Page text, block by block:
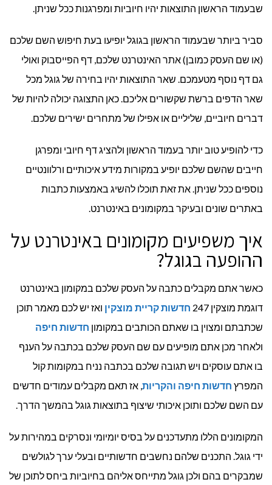
שבעמוד הראשון התוצאות יהיו חיוביות ומפרגנות ככל שניתן.
סביר ביותר שבעמוד הראשון בגוגל יופיעו בעת חיפוש השם שלכם
(או שם העסק כמובן) אתר האינטרנט שלכם, דף הפייסבוק ואולי
גם דף נוסף מטעמכם. שאר התוצאות יהיו בחירה של גוגל מכל
שאר הדפים ברשת שקשורים אליכם. כאן התצוגה יכולה להיות של
דברים חיוביים, שליליים או אפילו של מתחרים ישירים שלכם.
כדי להופיע טוב יותר בעמוד הראשון ולהציג דף חיובי ומפרגן
חייבים שהשם שלכם יופיע במקורות מידע איכותיים ורלוונטיים
נוספים ככל שניתן. את זאת תוכלו להשיג באמצעות כתבות
באתרים שונים ובעיקר במקומונים באינטרנט.
איך משפיעים מקומונים באינטרנט על
ההופעה בגוגל?
כאשר אתם מקבלים כתבה על העסק שלכם במקומון באינטרנט
דוגמת מוצקין 247
חדשות קריית מוצקין ואז יש לכם מאמר תוכן
שכתבתם ומצוין בו שאתם הכותבים במקומון חדשות חיפה
ולאחר מכן אתם מופיעים עם שם העסק שלכם בכתבה על הענף
בו אתם עוסקים ויש תגובה שלכם בכתבה נניח במקומות קול
המפרץ חדשות חיפה והקריות, אז תאם מקבלים עמודים חדשים
עם השם שלכם ותוכן איכותי שיצוף בתוצאות גוגל בהמשך הדרך.
המקומונים הללו מתעדכנים על בסיס יומיומי ונסרקים במהירות על
ידי גוגל. התכנים שלהם נחשבים חדשותיים ובעלי ערך לגולשים
שמבקרים בהם ולכן גוגל מתייחס אליהם בחיוביות ביחס לתוכן של